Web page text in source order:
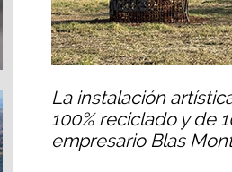
La instalación
100% reciclado y de
empresario Blas